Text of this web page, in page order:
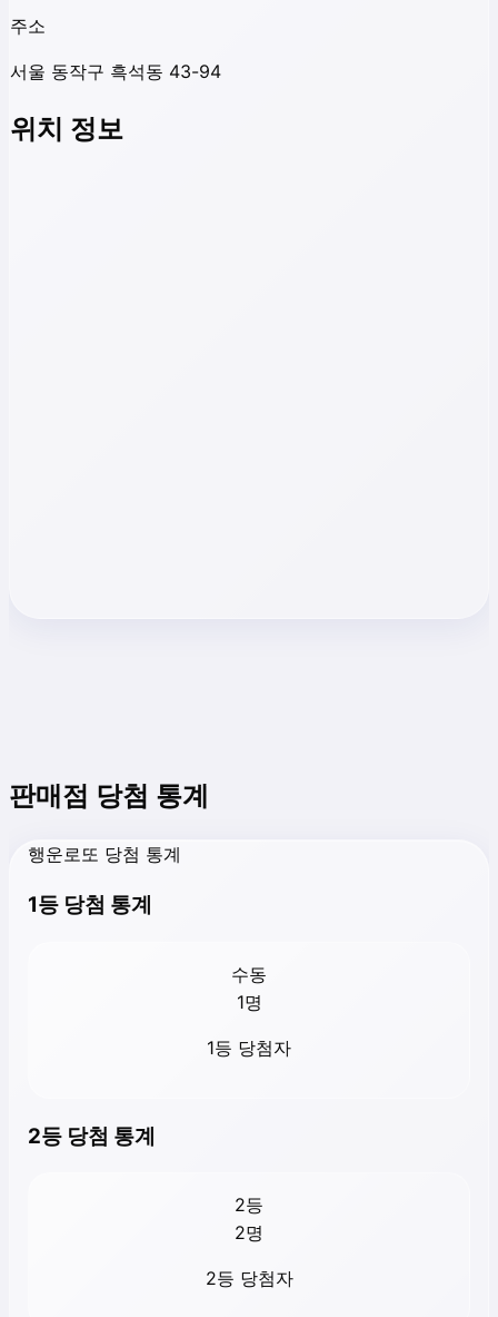
주소
서울 동작구 흑석동 43-94
위치 정보
판매점 당첨 통계
행운로또 당첨 통계
1등 당첨 통계
수동
1명
1등 당첨자
2등 당첨 통계
2등
2명
2등 당첨자